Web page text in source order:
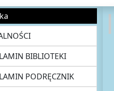
BIBLIOTEKI
PODRĘCZNIK